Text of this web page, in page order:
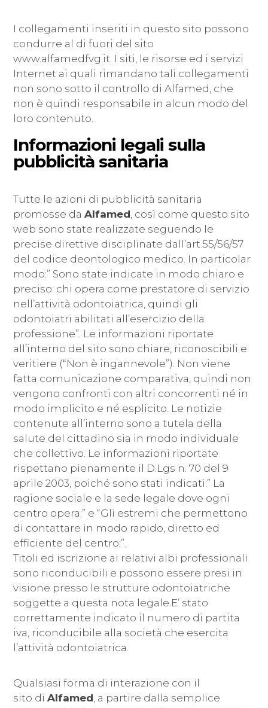
Qualsiasi forma di interazione con il
sito diAlfamed, a partire dalla semplice
I collegamenti inseriti in questo sito possono
condurre al di fuori del sito
www.alfamedfvg.it. I siti, le risorse ed i servizi
Internet ai quali rimandano tali collegamenti
non sono sotto il controllo di Alfamed, che
non è quindi responsabile in alcun modo del
loro contenuto.
Informazioni legali sulla
pubblicità sanitaria
Tutte le azioni di pubblicità sanitaria
promosse daAlfamed, così come questo sito
web sono state realizzate seguendo le
precise direttive disciplinate dall’art.55/56/57
del codice deontologico medico. In particolar
modo:” Sono state indicate in modo chiaro e
preciso: chi opera come prestatore di servizio
nell’attività odontoiatrica, quindi gli
odontoiatri abilitati all’esercizio della
professione”. Le informazioni riportate
all’interno del sito sono chiare, riconoscibili e
veritiere (“Non è ingannevole”). Non viene
fatta comunicazione comparativa, quindi non
vengono confronti con altri concorrenti né in
modo implicito e né esplicito. Le notizie
contenute all’interno sono a tutela della
salute del cittadino sia in modo individuale
che collettivo. Le informazioni riportate
rispettano pienamente il D.Lgs n. 70 del 9
aprile 2003, poiché sono stati indicati:” La
ragione sociale e la sede legale dove ogni
centro opera;” e “Gli estremi che permettono
di contattare in modo rapido, diretto ed
efficiente del centro;”.
Titoli ed iscrizione ai relativi albi professionali
sono riconducibili e possono essere presi in
visione presso le strutture odontoiatriche
soggette a questa nota legale.E’ stato
correttamente indicato il numero di partita
iva, riconducibile alla società che esercita
l’attività odontoiatrica.